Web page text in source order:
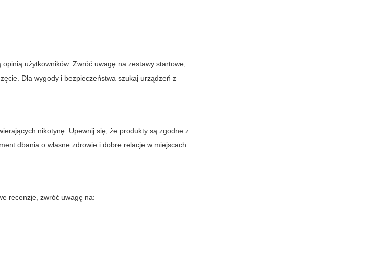
użytkowników. Zwróć uwagę na zestawy startowe,
Dla wygody i bezpieczeństwa szukaj urządzeń z
nikotynę. Upewnij się, że produkty są zgodne z
dbania o własne zdrowie i dobre relacje w miejscach
recenzje, zwróć uwagę na: